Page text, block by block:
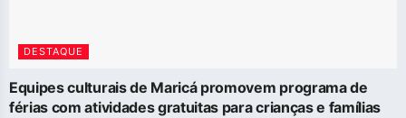
DESTAQUE
Equipes culturais de Maricá promovem programa de
férias com atividades gratuitas para crianças e famílias